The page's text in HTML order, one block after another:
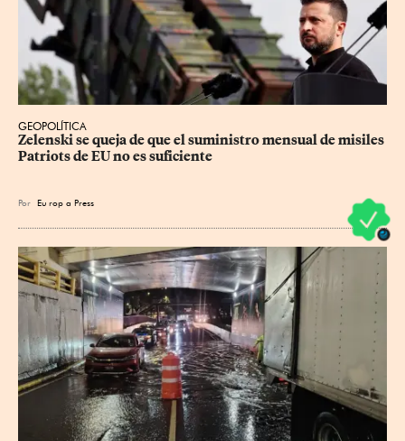
GEOPOLÍTICA
Zelenski se queja de que el suministro mensual de misiles
Patriots de EU no es suficiente
Por Eu rop a Press